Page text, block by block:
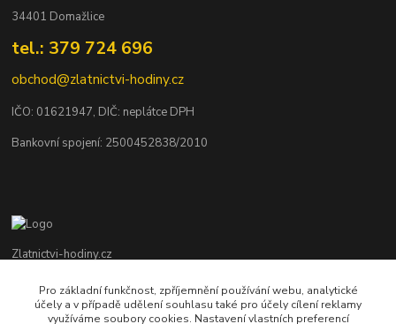
34401 Domažlice
tel.: 379 724 696
obchod@zlatnictvi-hodiny.cz
IČO: 01621947, DIČ: neplátce DPH
Bankovní spojení: 2500452838/2010
Zlatnictvi-hodiny.cz
+420 379 492 545
Po - Pá: 9,00 - 17,00 hod., So: 9,00 - 11,30 hod.
Pro základní funkčnost, zpříjemnění používání webu, analytické
účely a v případě udělení souhlasu také pro účely cílení reklamy
využíváme soubory cookies. Nastavení vlastních preferencí